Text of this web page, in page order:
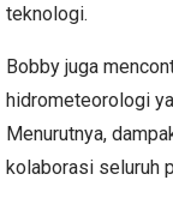
teknologi.
Bobby juga
hidrometeorologi
Menurutnya,
kolaborasi seluruh